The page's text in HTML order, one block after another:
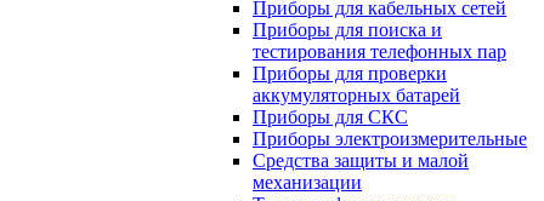
Приборы для кабельных сетей
Приборы для поиска и
тестирования телефонных пар
Приборы для проверки
аккумуляторных батарей
Приборы для СКС
Приборы электроизмерительные
Средства защиты и малой
механизации